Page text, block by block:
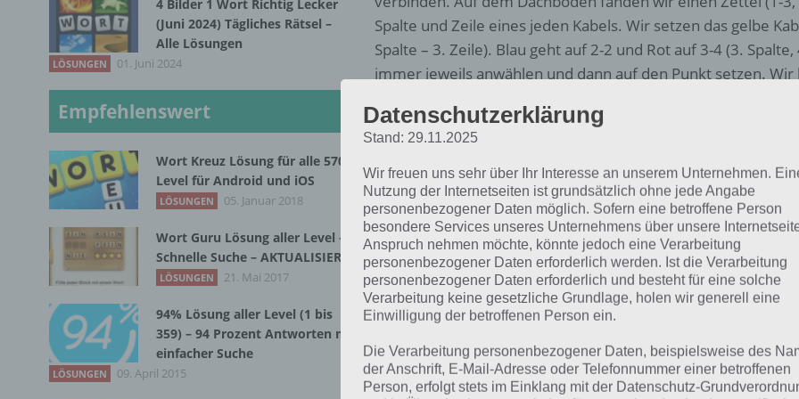
Spalte und Zeile eines jeden Kabels. Wir setzen das gelbe
Spalte – 3. Zeile). Blau geht auf 2-2 und Rot auf 3-4 (3.
immer jeweils anwählen und dann auf den Punkt setzen.
22. Wir stellen die Leuter nun nach oben ran und gehen auf
Nun nimmst du zur Lösung von Curse Breakers Horror
auf, gehst hinunter und nimmst die Leiter mit.
Mansion Lösung Schritt 13
4 Bilder 1 Wort Richtig Lecker
(Juni 2024) Tägliches Rätsel –
Alle Lösungen
LÖSUNGEN 01. Juni 2024
Empfehlenswert
Wort Kreuz Lösung für alle 570
Level für Android und iOS
LÖSUNGEN 05. Januar 2018
Wort Guru Lösung aller Level –
Schnelle Suche – AKTUALISIERT
LÖSUNGEN 21. Mai 2017
94% Lösung aller Level (1 bis
359) – 94 Prozent Antworten mit
einfacher Suche
LÖSUNGEN 09. April 2015
Datenschutzerklärung
Stand: 29.11.2025
Wir freuen uns sehr über Ihr Interesse an unserem Unternehmen.
Nutzung der Internetseiten ist grundsätzlich ohne jede Angabe
personenbezogener Daten möglich. Sofern eine betroffene Person
besondere Services unseres Unternehmens über unsere
Anspruch nehmen möchte, könnte jedoch eine Verarbeitung
personenbezogener Daten erforderlich werden. Ist die Verarbeitung
personenbezogener Daten erforderlich und besteht für eine solche
Verarbeitung keine gesetzliche Grundlage, holen wir generell eine
Einwilligung der betroffenen Person ein.
Die Verarbeitung personenbezogener Daten, beispielsweise des
der Anschrift, E-Mail-Adresse oder Telefonnummer einer betroffenen
Person, erfolgt stets im Einklang mit der Datenschutz-